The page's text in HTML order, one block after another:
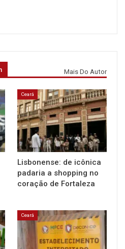
Mais Do Autor
Ceará
Lisbonense: de icônica
padaria a shopping no
coração de Fortaleza
Ceará